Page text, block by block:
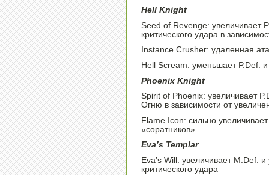
Hell Knight
Seed of Revenge: увеличивает
критического удара в
Instance Crusher: удаленная
Hell Scream: уменьшает P.Def.
Phoenix Knight
Spirit of Phoenix: увеличивает
Огню в зависимости от
Flame Icon: сильно
«соратников»
Eva’s Templar
Eva’s Will: увеличивает M.Def.
критического удара